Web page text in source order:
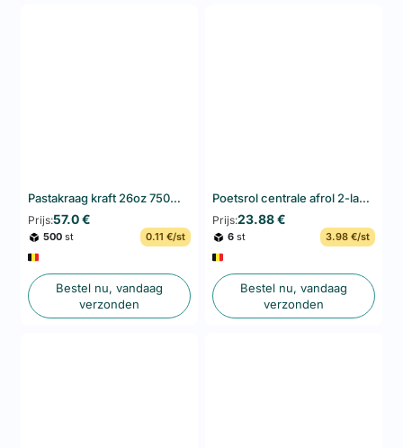
Pastakraag kraft 26oz 750ml 500pcs – voedselverpakking
Prijs:57.0 €
500 st 0.11 €/st
Bestel nu, vandaag
verzonden
Poetsrol centrale afrol 2-laags wit – F&G – 6 rollen
Prijs:23.88 €
6 st 3.98 €/st
Bestel nu, vandaag
verzonden